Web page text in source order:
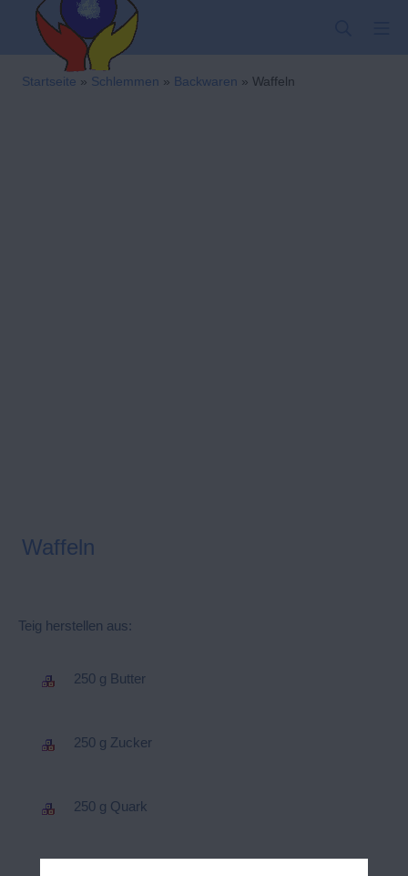
springen
Kindergarten-
Startseite » Schlemmen » Backwaren » Waffeln
Waffeln
Teig herstellen aus:
250 g Butter
250 g Zucker
250 g Quark